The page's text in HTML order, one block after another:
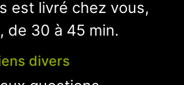
est livré chez vous,
de 30 à 45 min.
divers